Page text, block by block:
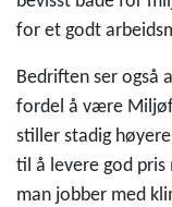
for et godt
Bedriften ser også
fordel å være
stiller stadig
til å levere god
man jobber med